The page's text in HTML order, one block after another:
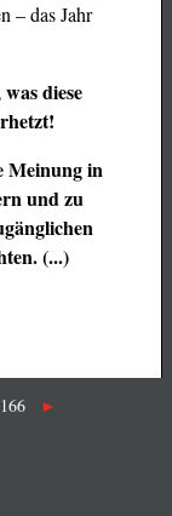
– das Jahr
diese
Meinung in
und zu
(...)
166